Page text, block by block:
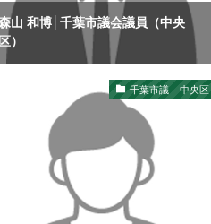
山 和博│千葉市議会議員（中央
区）
千葉市議 – 中央区